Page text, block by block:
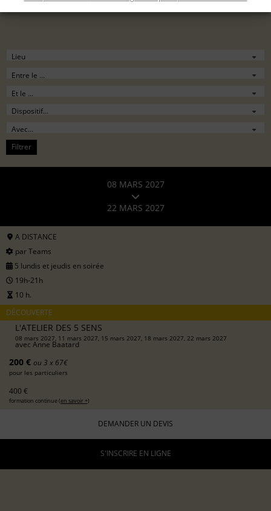
Filtrer
08 MARS 2027
22 MARS 2027
A DISTANCE
par Teams
5 lundis et jeudis en soirée
19h-21h
10 h.
DÉCOUVERTE
L'ATELIER DES 5 SENS
08 mars 2027, 11 mars 2027, 15 mars 2027, 18 mars 2027, 22 mars 2027
avec Anne Baatard
200 € ou 3 x 67€
pour les particuliers
400 €
formation continue (en savoir +)
DEMANDER UN DEVIS
S'INSCRIRE EN LIGNE